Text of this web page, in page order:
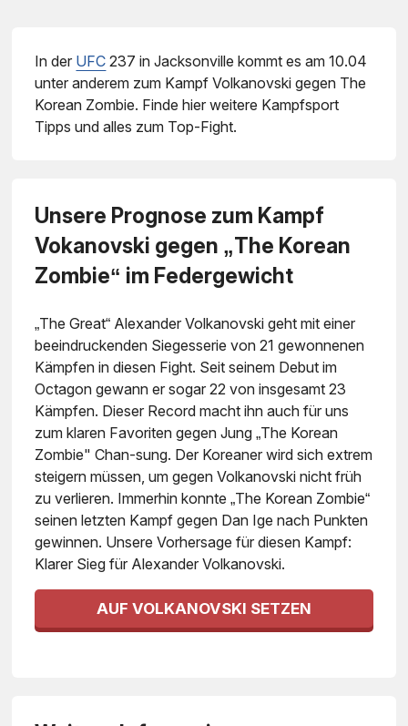
In der UFC 237 in Jacksonville kommt es am 10.04
unter anderem zum Kampf Volkanovski gegen The
Korean Zombie. Finde hier weitere Kampfsport
Tipps und alles zum Top-Fight.
Unsere Prognose zum Kampf
Vokanovski gegen „The Korean
Zombie“ im Federgewicht
„The Great“ Alexander Volkanovski geht mit einer
beeindruckenden Siegesserie von 21 gewonnenen
Kämpfen in diesen Fight. Seit seinem Debut im
Octagon gewann er sogar 22 von insgesamt 23
Kämpfen. Dieser Record macht ihn auch für uns
zum klaren Favoriten gegen Jung „The Korean
Zombie" Chan-sung. Der Koreaner wird sich extrem
steigern müssen, um gegen Volkanovski nicht früh
zu verlieren. Immerhin konnte „The Korean Zombie“
seinen letzten Kampf gegen Dan Ige nach Punkten
gewinnen. Unsere Vorhersage für diesen Kampf:
Klarer Sieg für Alexander Volkanovski.
AUF VOLKANOVSKI SETZEN